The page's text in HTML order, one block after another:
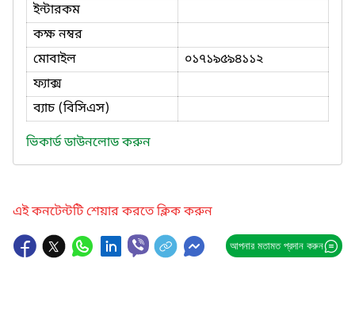
ইন্টারকম
কক্ষ নম্বর
মোবাইল
০১৭১৯৫৯৪১১২
ফ্যাক্স
ব্যাচ (বিসিএস)
ভিকার্ড ডাউনলোড করুন
এই কনটেন্টটি শেয়ার করতে ক্লিক করুন
আপনার মতামত প্রদান করুন